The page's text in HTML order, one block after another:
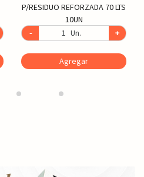
P/RESIDUO REFORZADA 70 LTS
10UN
-
Un. +
Agregar